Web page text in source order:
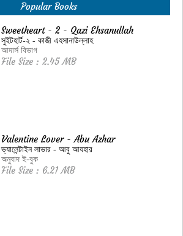
Popular Books
Sweetheart - 2 - Qazi Ehsanullah
সুইটহার্ট-২ - কাজী এহসানাউল্লাহ
আদার্স বিভাগ
File Size : 2.45 MB
Valentine Lover - Abu Azhar
ভ্যালেন্টাইন লাভার - আবু আযহার
অনুবাদ ই-বুক
File Size : 6.21 MB